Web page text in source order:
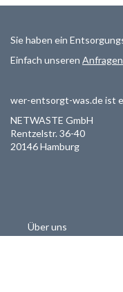
Sie haben ein
Einfach unseren
wer-entsorgt-was.de ist
NETWASTE GmbH
Rentzelstr. 36-40
20146 Hamburg
Über uns